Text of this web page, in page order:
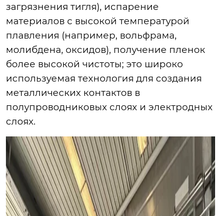
загрязнения тигля), испарение
материалов с высокой температурой
плавления (например, вольфрама,
молибдена, оксидов), получение пленок
более высокой чистоты; это широко
используемая технология для создания
металлических контактов в
полупроводниковых слоях и электродных
слоях.